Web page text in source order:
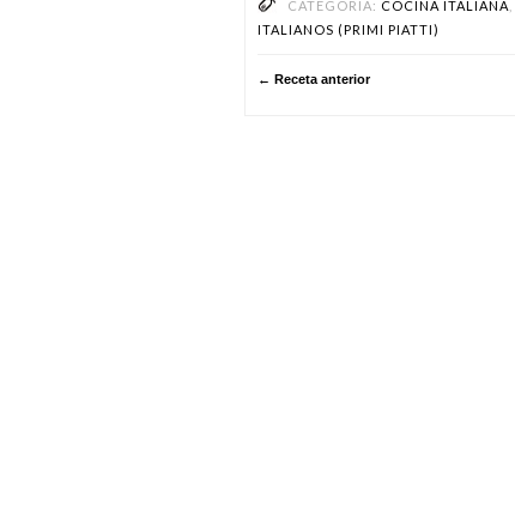
CATEGORIA: COCINA ITALIANA
ITALIANOS (PRIMI PIATTI)
← Receta anterior